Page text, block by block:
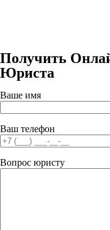
Получить
Юриста
Ваше имя
Ваш телефон
Вопрос юристу